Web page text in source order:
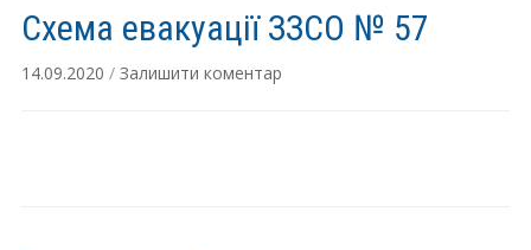
Схема евакуації ЗЗСО № 57
14.09.2020 / Залишити коментар